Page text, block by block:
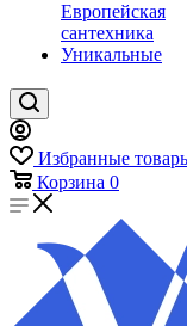
Европейская
сантехника
Уникальные
Избранные
Корзина 0